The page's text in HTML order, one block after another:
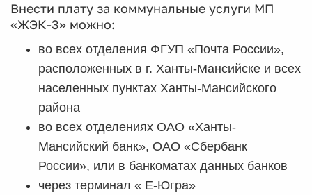
Внести плату за коммунальные услуги МП
«ЖЭК-3» можно:
во всех отделения ФГУП «Почта России»,
расположенных в г. Ханты-Мансийске и всех
населенных пунктах Ханты-Мансийского
района
во всех отделениях ОАО «Ханты-
Мансийский банк», ОАО «Сбербанк
России», или в банкоматах данных банков
через терминал « Е-Югра»